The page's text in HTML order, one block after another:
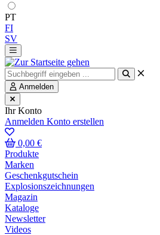
PT
FI
SV
Anmelden
Ihr Konto
Anmelden Konto erstellen
0,00 €
Produkte
Marken
Geschenkgutschein
Explosionszeichnungen
Magazin
Kataloge
Newsletter
Videos